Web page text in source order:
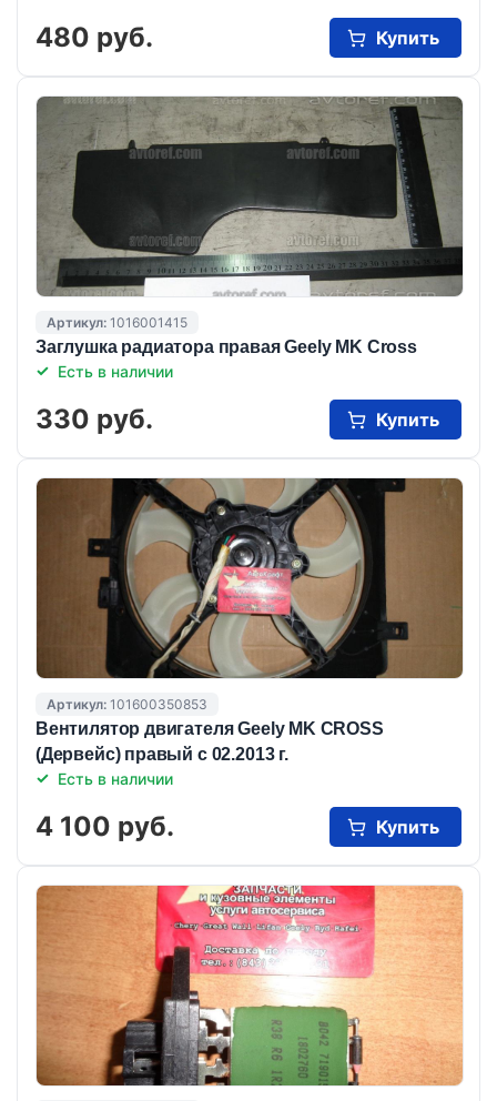
480 руб. Купить
Артикул: 1016001415
Заглушка радиатора правая Geely MK Cross
Есть в наличии
330 руб. Купить
Артикул: 101600350853
Вентилятор двигателя Geely MK CROSS
(Дервейс) правый c 02.2013 г.
Есть в наличии
4 100 руб. Купить